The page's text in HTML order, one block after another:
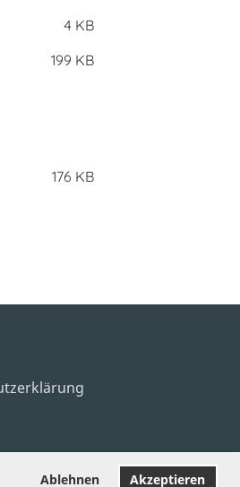
Ablehnen Akzeptieren
4 KB
199 KB
176 KB